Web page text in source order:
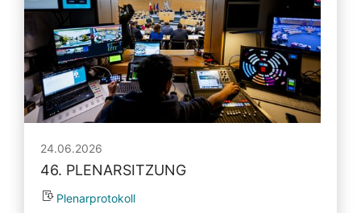
24.06.2026
46. PLENARSITZUNG
Plenarprotokoll